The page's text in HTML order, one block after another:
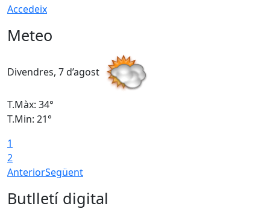
Accedeix
Meteo
Divendres, 7 d’agost
T.Màx: 34°
T.Min: 21°
1
2
AnteriorSegüent
Butlletí digital